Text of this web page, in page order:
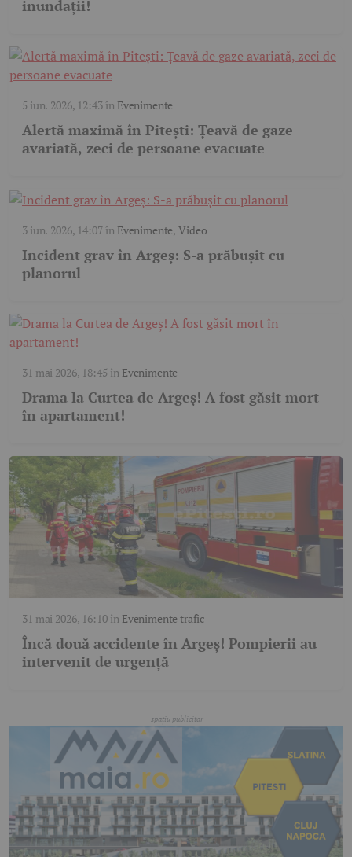
inundații!
5 iun. 2026, 12:43în Evenimente
Alertă maximă în Pitești: Țeavă de gaze
avariată, zeci de persoane evacuate
3 iun. 2026, 14:07în Evenimente,Video
Incident grav în Argeș: S-a prăbușit cu
planorul
31 mai 2026, 18:45 în Evenimente
Drama la Curtea de Argeş! A fost găsit mort
în apartament!
31 mai 2026, 16:10în Evenimente trafic
Încă două accidente în Argeș! Pompierii au
intervenit de urgență